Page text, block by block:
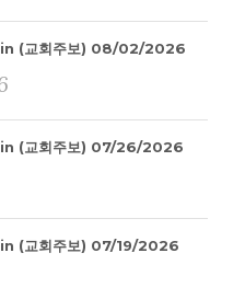
(교회주보) 08/02/2026
(교회주보) 07/26/2026
(교회주보) 07/19/2026